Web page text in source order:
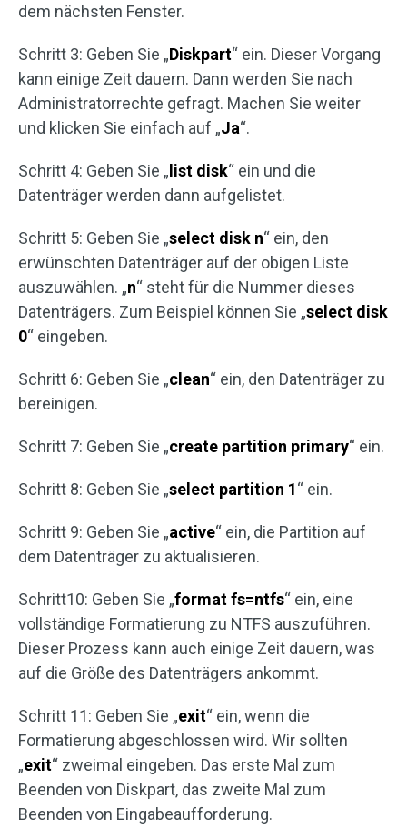
dem nächsten Fenster.
Schritt 3: Geben Sie „Diskpart“ ein. Dieser Vorgang
kann einige Zeit dauern. Dann werden Sie nach
Administratorrechte gefragt. Machen Sie weiter
und klicken Sie einfach auf „Ja“.
Schritt 4: Geben Sie „ list disk“ ein und die
Datenträger werden dann aufgelistet.
Schritt 5: Geben Sie „select disk n“ ein, den
erwünschten Datenträger auf der obigen Liste
auszuwählen. „n“ steht für die Nummer dieses
Datenträgers. Zum Beispiel können Sie „select disk
0“ eingeben.
Schritt 6: Geben Sie „clean“ ein, den Datenträger zu
bereinigen.
Schritt 7: Geben Sie „create partition primary“ ein.
Schritt 8: Geben Sie „select partition 1“ ein.
Schritt 9: Geben Sie „active“ ein, die Partition auf
dem Datenträger zu aktualisieren.
Schritt10: Geben Sie „format fs=ntfs“ ein, eine
vollständige Formatierung zu NTFS auszuführen.
Dieser Prozess kann auch einige Zeit dauern, was
auf die Größe des Datenträgers ankommt.
Schritt 11: Geben Sie „exit“ ein, wenn die
Formatierung abgeschlossen wird. Wir sollten
„exit“ zweimal eingeben. Das erste Mal zum
Beenden von Diskpart, das zweite Mal zum
Beenden von Eingabeaufforderung.